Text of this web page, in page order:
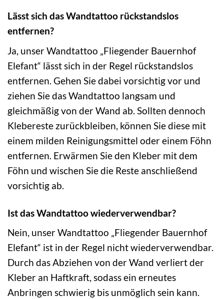
Lässt sich das Wandtattoo rückstandslos
entfernen?
Ja, unser Wandtattoo „Fliegender Bauernhof
Elefant“ lässt sich in der Regel rückstandslos
entfernen. Gehen Sie dabei vorsichtig vor und
ziehen Sie das Wandtattoo langsam und
gleichmäßig von der Wand ab. Sollten dennoch
Klebereste zurückbleiben, können Sie diese mit
einem milden Reinigungsmittel oder einem Föhn
entfernen. Erwärmen Sie den Kleber mit dem
Föhn und wischen Sie die Reste anschließend
vorsichtig ab.
Ist das Wandtattoo wiederverwendbar?
Nein, unser Wandtattoo „Fliegender Bauernhof
Elefant“ ist in der Regel nicht wiederverwendbar.
Durch das Abziehen von der Wand verliert der
Kleber an Haftkraft, sodass ein erneutes
Anbringen schwierig bis unmöglich sein kann.